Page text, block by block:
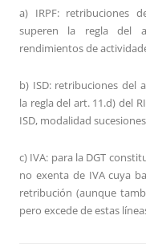
a) IRPF: retribuciones
superen la regla del
rendimientos de
b) ISD: retribuciones del
la regla del art. 11.d) del
ISD, modalidad
c) IVA: para la DGT
no exenta de IVA cuya
retribución (aunque
pero excede de estas